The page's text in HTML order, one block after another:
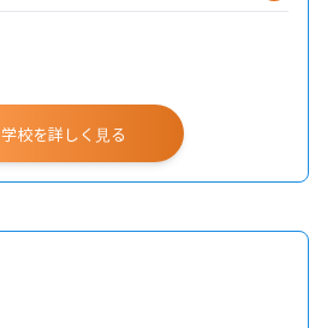
学校を詳しく見る